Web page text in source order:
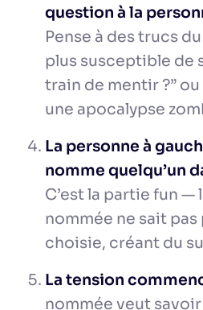
question à la
Pense à des trucs
plus susceptible de
train de mentir ?”
une apocalypse
La personne à
nomme quelqu’un
C’est la partie fun —
nommée ne sait
choisie, créant du
La tension
nommée veut